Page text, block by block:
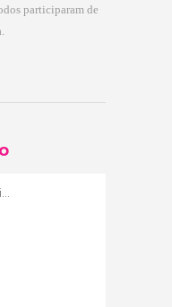
dos participaram de